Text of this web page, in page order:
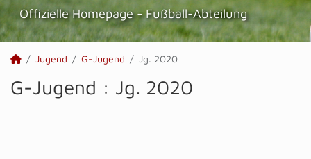
Offizielle Homepage - Fußball-Abteilung
Jugend G-Jugend Jg. 2020
G-Jugend : Jg. 2020